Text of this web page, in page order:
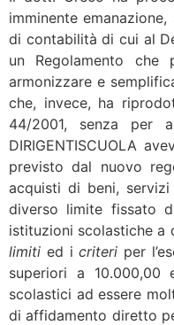
imminente
di contabilità di cui al
un Regolamento
armonizzare e
che, invece, ha
44/2001, senza per
DIRIGENTISCUOLA
previsto dal nuovo
acquisti di beni,
diverso limite fissato
istituzioni scolastiche a
limiti ed i criteri per
superiori a
scolastici ad essere
di affidamento diretto